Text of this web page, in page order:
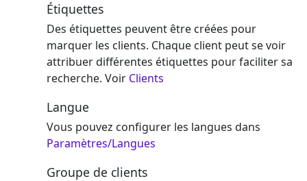
Étiquettes
Des étiquettes peuvent être créées pour
marquer les clients. Chaque client peut se voir
attribuer différentes étiquettes pour faciliter sa
recherche. Voir Clients
Langue
Vous pouvez configurer les langues dans
Paramètres/Langues
Groupe de clients